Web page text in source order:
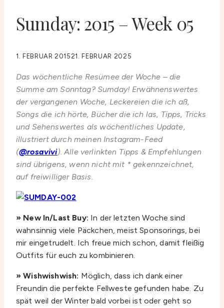
Sumday: 2015 – Week 05
1. FEBRUAR 201521. FEBRUAR 2025
Das wöchentliche Resümee der Woche – die
Summe am Sonntag? Sumday! Erwähnenswertes
der vergangenen Woche, Leckereien die ich aß,
Songs die ich hörte, Bücher die ich las, Tipps, Tricks
und Sehenswertes als wöchentliches Update,
illustriert durch meinen Instagram-Feed
(@rosavivi). Alle verlinkten Tipps & Empfehlungen
sind übrigens, wenn nicht mit * gekennzeichnet,
auf freiwilliger Basis.
» New In/Last Buy: In der letzten Woche sind
wahnsinnig viele Päckchen, meist Sponsorings, bei
mir eingetrudelt. Ich freue mich schon, damit fleißig
Outfits für euch zu kombinieren.
» Wishwishwish: Möglich, dass ich dank einer
Freundin die perfekte Fellweste gefunden habe. Zu
spät weil der Winter bald vorbei ist oder geht so